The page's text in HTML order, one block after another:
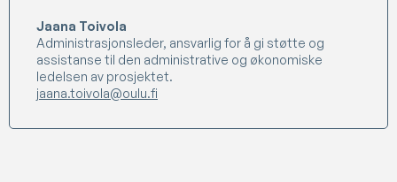
Jaana Toivola
Administrasjonsleder, ansvarlig for å gi støtte og
assistanse til den administrative og økonomiske
ledelsen av prosjektet.
jaana.toivola@oulu.fi